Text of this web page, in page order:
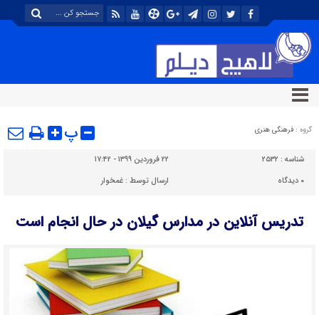
گروه : فرهنگی هنری پ
شناسه : ۲۵۳۲
۲۲ فروردین ۱۳۹۹ - ۱۷:۴۲
۰ دیدگاه ارسال توسط :غمخوار
تدریس آنلاین در مدارس گیلان در حال انجام است